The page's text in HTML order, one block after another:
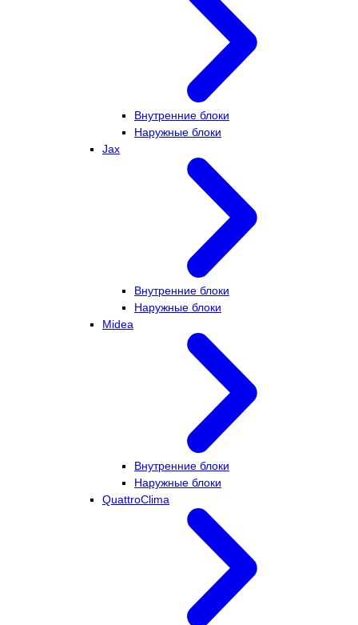
Внутренние блоки
Наружные блоки
Jax
Внутренние блоки
Наружные блоки
Midea
Внутренние блоки
Наружные блоки
QuattroClima